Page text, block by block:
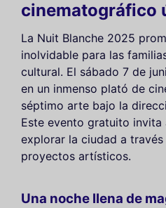
cinematográfico
La Nuit Blanche 2025
inolvidable para las
cultural. El sábado 7 de
en un inmenso plató de
séptimo arte bajo la
Este evento gratuito invita
explorar la ciudad a
proyectos artísticos.
Una noche llena de